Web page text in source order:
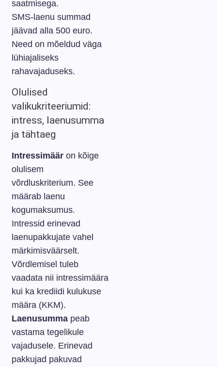
saatmisega.
SMS-laenu summad
jäävad alla 500 euro.
Need on mõeldud väga
lühiajaliseks
rahavajaduseks.
Olulised
valikukriteeriumid:
intress, laenusumma
ja tähtaeg
Intressimäär on kõige
olulisem
võrdluskriterium. See
määrab laenu
kogumaksumus.
Intressid erinevad
laenupakkujate vahel
märkimisväärselt.
Võrdlemisel tuleb
vaadata nii intressimäära
kui ka krediidi kulukuse
määra (KKM).
Laenusumma peab
vastama tegelikule
vajadusele. Erinevad
pakkujad pakuvad